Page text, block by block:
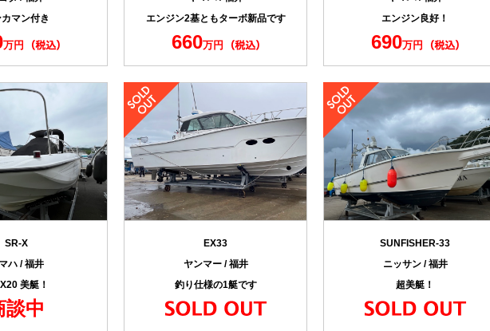
探す
レッション
運営会社へお問い合せ
Facebookページ